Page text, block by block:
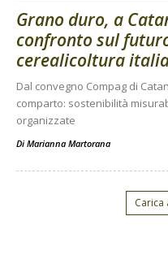
Grano duro, a
confronto sul
cerealicoltura
Dal convegno Compag di
comparto: sostenibilità
organizzate
Di Marianna Martorana